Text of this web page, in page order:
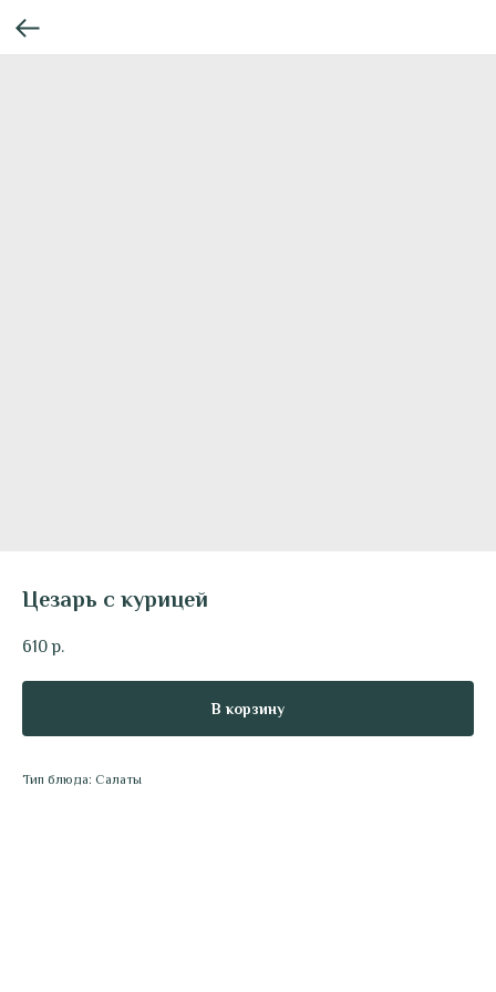
Цезарь с курицей
610 р.
В корзину
Тип блюда: Салаты